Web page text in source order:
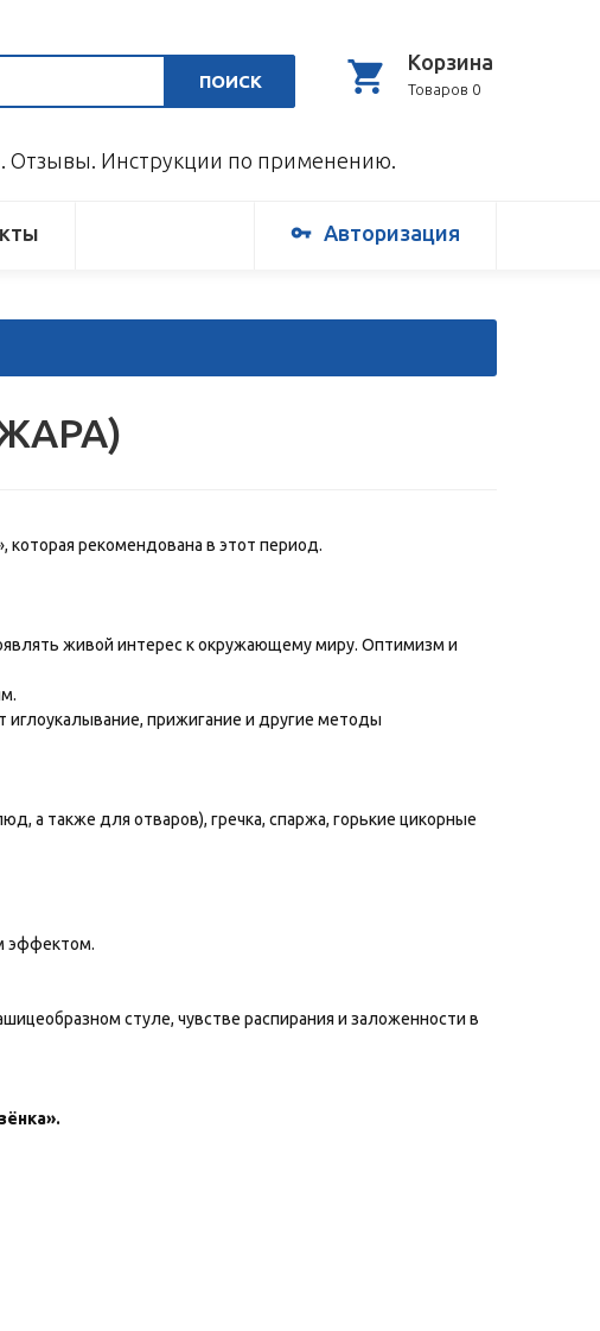
Корзина
Товаров 0
ПОИСК
Отзывы. Инструкции по применению.
Авторизация
которая рекомендована в этот период.
живой интерес к окружающему миру. Оптимизм и
прижигание и другие методы
а также для отваров), гречка, спаржа, горькие цикорные
эффектом.
стуле, чувстве распирания и заложенности в